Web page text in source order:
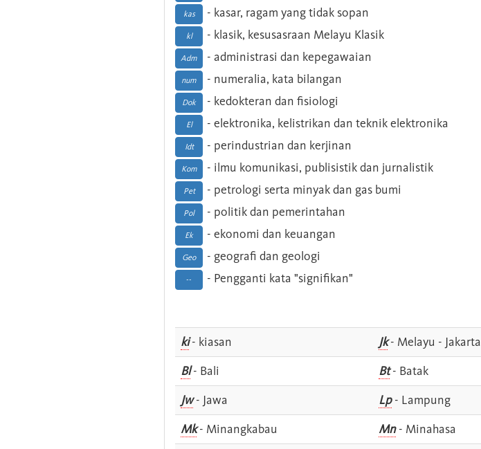
kas - kasar, ragam yang tidak sopan
kl - klasik, kesusasraan Melayu Klasik
Adm - administrasi dan kepegawaian
num - numeralia, kata bilangan
Dok - kedokteran dan fisiologi
El - elektronika, kelistrikan dan teknik elektronika
Idt - perindustrian dan kerjinan
Kom - ilmu komunikasi, publisistik dan jurnalistik
Pet - petrologi serta minyak dan gas bumi
Pol - politik dan pemerintahan
Ek - ekonomi dan keuangan
Geo - geografi dan geologi
-- - Pengganti kata "signifikan"
ki- kiasan Jk- Melayu - Jakarta
Bl- Bali Bt- Batak
Jw- Jawa Lp- Lampung
Mk- Minangkabau Mn- Minahasa